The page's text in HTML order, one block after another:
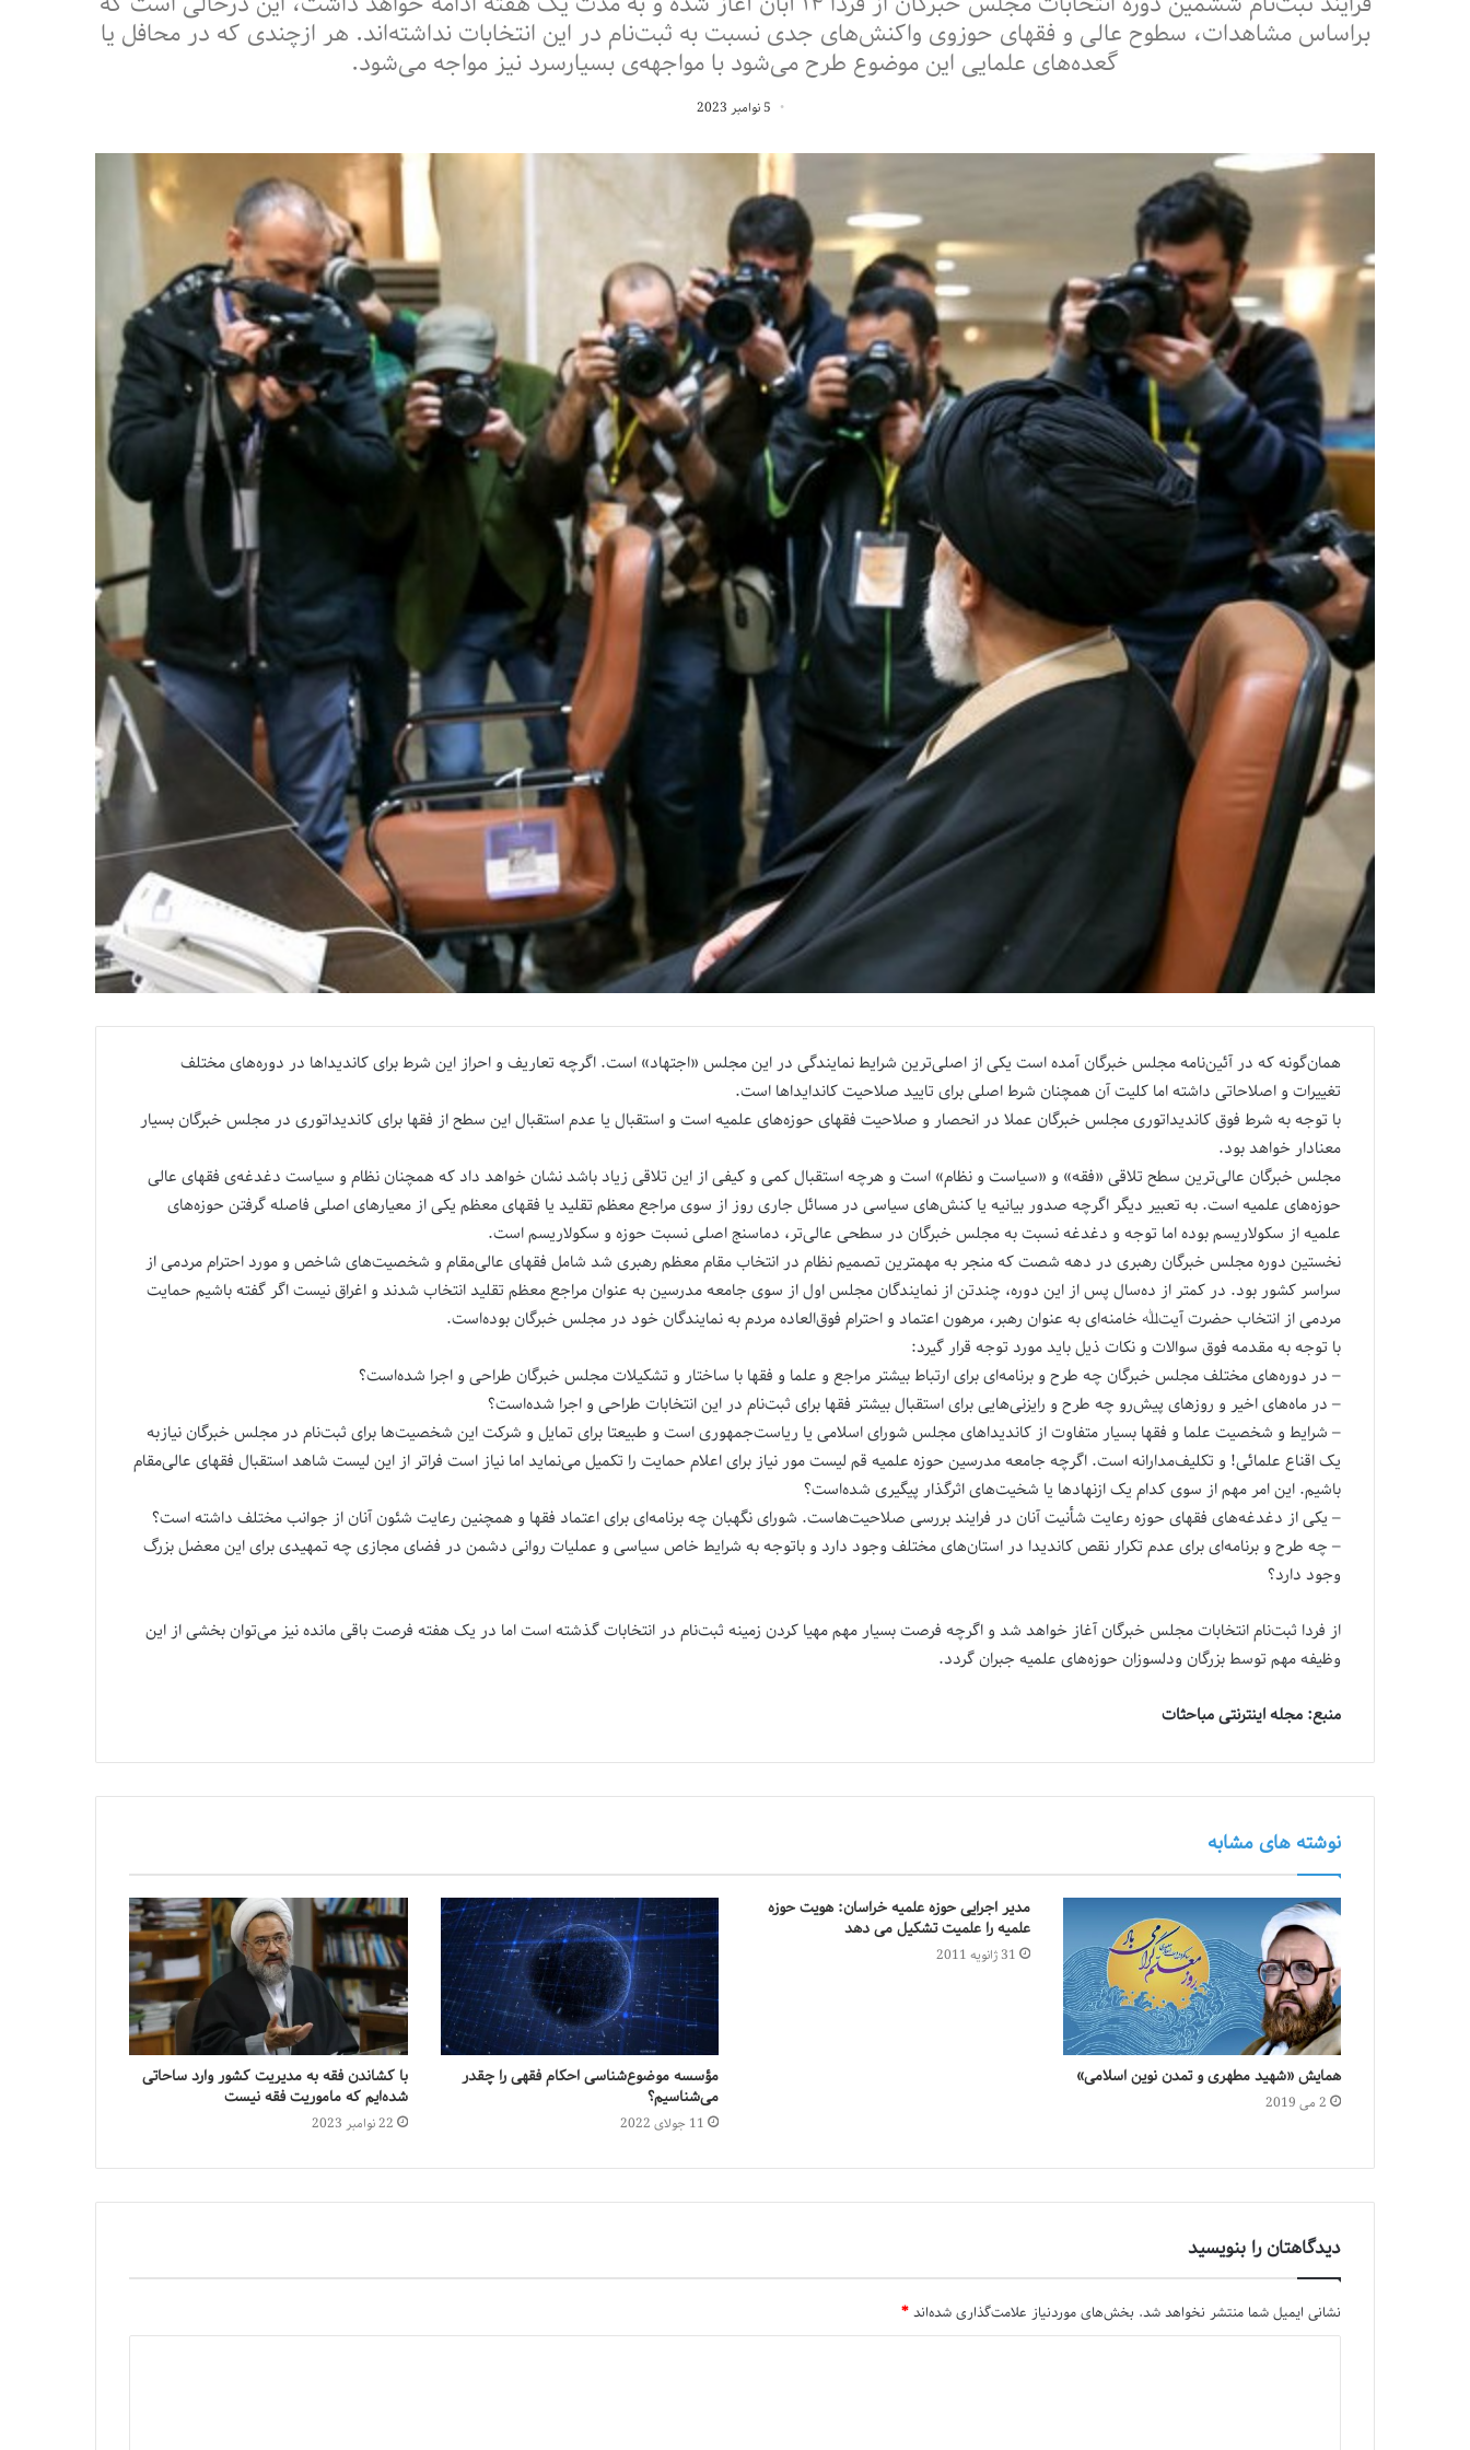
براساس مشاهدات، سطوح عالی و فقهای حوزوی واکنش‌های جدی نسبت به ثبت‌نام در این انتخابات نداشته‌اند. هر ازچندی که در محافل یا
گعده‌های علمایی این موضوع طرح می‌شود با مواجهه‌ی بسیارسرد نیز مواجه می‌شود.
5 نوامبر 2023
همان‌گونه که در آئین‌نامه مجلس خبرگان آمده است یکی از اصلی‌ترین شرایط نمایندگی در این مجلس «اجتهاد» است. اگرچه تعاریف و احراز این شرط برای کاندیداها در دوره‌های مختلف
تغییرات و اصلاحاتی داشته اما کلیت آن همچنان شرط اصلی برای تایید صلاحیت کاندایداها است.
با توجه به شرط فوق کاندیداتوری مجلس خبرگان عملا در انحصار و صلاحیت فقهای حوزه‌های علمیه است و استقبال یا عدم استقبال این سطح از فقها برای کاندیداتوری در مجلس خبرگان بسیار
معنادار خواهد بود.
مجلس خبرگان عالی‌ترین سطح تلاقی «فقه» و «سیاست و نظام» است و هرچه استقبال کمی و کیفی از این تلاقی زیاد باشد نشان خواهد داد که همچنان نظام و سیاست دغدغه‌ی فقهای عالی
حوزه‌های علمیه است. به تعبیر دیگر اگرچه صدور بیانیه یا کنش‌های سیاسی در مسائل جاری روز از سوی مراجع معظم تقلید یا فقهای معظم یکی از معیارهای اصلی فاصله گرفتن حوزه‌های
علمیه از سکولاریسم بوده اما توجه و دغدغه نسبت به مجلس خبرگان در سطحی عالی‌تر، دماسنج اصلی نسبت حوزه و سکولاریسم است.
نخستین دوره مجلس خبرگان رهبری در دهه شصت که منجر به مهمترین تصمیم نظام در انتخاب مقام معظم رهبری شد شامل فقهای عالی‌مقام و شخصیت‌های شاخص و مورد احترام مردمی از
سراسر کشور بود. در کمتر از ده‌سال پس از این دوره، چندتن از نمایندگان مجلس اول از سوی جامعه مدرسین به عنوان مراجع معظم تقلید انتخاب شدند و اغراق نیست اگر گفته باشیم حمایت
مردمی از انتخاب حضرت آیت‌ﷲ خامنه‌ای به عنوان رهبر، مرهون اعتماد و احترام فوق‌العاده مردم به نمایندگان خود در مجلس خبرگان بوده‌است.
با توجه به مقدمه فوق سوالات و نکات ذیل باید مورد توجه قرار گیرد:
– در دوره‌های مختلف مجلس خبرگان چه طرح و برنامه‌ای برای ارتباط بیشتر مراجع و علما و فقها با ساختار و تشکیلات مجلس خبرگان طراحی و اجرا شده‌است؟
– در ماه‌های اخیر و روزهای پیش‌رو چه طرح و رایزنی‌هایی برای استقبال بیشتر فقها برای ثبت‌نام در این انتخابات طراحی و اجرا شده‌است؟
– شرایط و شخصیت علما و فقها بسیار متفاوت از کاندیداهای مجلس شورای اسلامی یا ریاست‌جمهوری است و طبیعتا برای تمایل و شرکت این شخصیت‌ها برای ثبت‌نام در مجلس خبرگان نیازبه
یک اقناع علمائی! و تکلیف‌مدارانه است. اگرچه جامعه مدرسین حوزه علمیه قم لیست مور نیاز برای اعلام حمایت را تکمیل می‌نماید اما نیاز است فراتر از این لیست شاهد استقبال فقهای عالی‌مقام
باشیم. این امر مهم از سوی کدام یک ازنهادها یا شخیت‌های اثرگذار پیگیری شده‌است؟
– یکی از دغدغه‌های فقهای حوزه رعایت شأنیت آنان در فرایند بررسی صلاحیت‌هاست. شورای نگهبان چه برنامه‌ای برای اعتماد فقها و همچنین رعایت شئون آنان از جوانب مختلف داشته است؟
– چه طرح و برنامه‌ای برای عدم تکرار نقص کاندیدا در استان‌های مختلف وجود دارد و باتوجه به شرایط خاص سیاسی و عملیات روانی دشمن در فضای مجازی چه تمهیدی برای این معضل بزرگ
وجود دارد؟
از فردا ثبت‌نام انتخابات مجلس خبرگان آغاز خواهد شد و اگرچه فرصت بسیار مهم مهیا کردن زمینه ثبت‌نام در انتخابات گذشته است اما در یک هفته فرصت باقی مانده نیز می‌توان بخشی از این
وظیفه مهم توسط بزرگان ودلسوزان حوزه‌های علمیه جبران گردد.
منبع: مجله اینترنتی مباحثات
نوشته های مشابه
همایش «شهید مطهری و تمدن نوین اسلامی»
2 می 2019
مدیر اجرایی حوزه علمیه خراسان: هویت حوزه
علمیه را علمیت تشکیل می دهد
31 ژانویه 2011
مؤسسه موضوع‌شناسی احکام فقهی را چقدر
می‌شناسیم؟
11 جولای 2022
با کشاندن فقه به مدیریت کشور وارد ساحاتی
شده‌ایم که ماموریت فقه نیست
22 نوامبر 2023
دیدگاهتان را بنویسید
نشانی ایمیل شما منتشر نخواهد شد. بخش‌های موردنیاز علامت‌گذاری شده‌اند*